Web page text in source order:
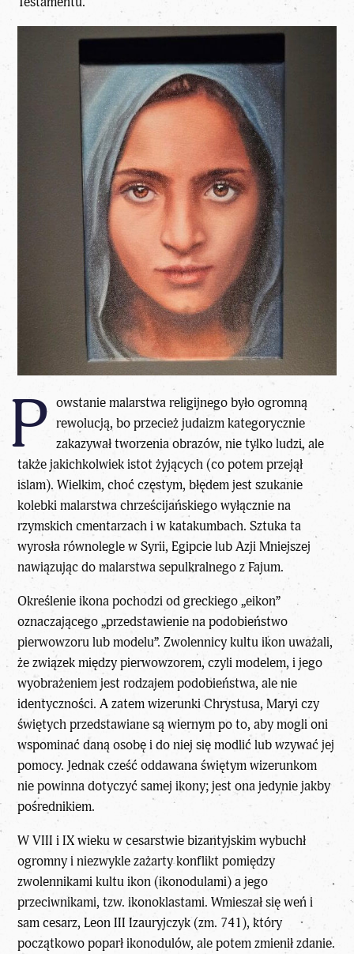
P owstanie malarstwa religijnego było ogromną
rewolucją, bo przecież judaizm kategorycznie
zakazywał tworzenia obrazów, nie tylko ludzi, ale
także jakichkolwiek istot żyjących (co potem przejął
islam). Wielkim, choć częstym, błędem jest szukanie
kolebki malarstwa chrześcijańskiego wyłącznie na
rzymskich cmentarzach i w katakumbach. Sztuka ta
wyrosła równolegle w Syrii, Egipcie lub Azji Mniejszej
nawiązując do malarstwa sepulkralnego z Fajum.
Określenie ikona pochodzi od greckiego „eikon”
oznaczającego „przedstawienie na podobieństwo
pierwowzoru lub modelu”. Zwolennicy kultu ikon uważali,
że związek między pierwowzorem, czyli modelem, i jego
wyobrażeniem jest rodzajem podobieństwa, ale nie
identyczności. A zatem wizerunki Chrystusa, Maryi czy
świętych przedstawiane są wiernym po to, aby mogli oni
wspominać daną osobę i do niej się modlić lub wzywać jej
pomocy. Jednak cześć oddawana świętym wizerunkom
nie powinna dotyczyć samej ikony; jest ona jedynie jakby
pośrednikiem.
W VIII i IX wieku w cesarstwie bizantyjskim wybuchł
ogromny i niezwykle zażarty konflikt pomiędzy
zwolennikami kultu ikon (ikonodulami) a jego
przeciwnikami, tzw. ikonoklastami. Wmieszał się weń i
sam cesarz, Leon III Izauryjczyk (zm. 741), który
początkowo poparł ikonodulów, ale potem zmienił zdanie.